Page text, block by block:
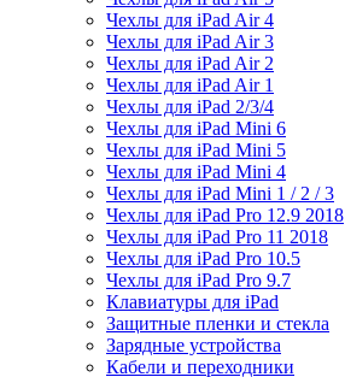
Чехлы для iPad Air 4
Чехлы для iPad Air 3
Чехлы для iPad Air 2
Чехлы для iPad Air 1
Чехлы для iPad 2/3/4
Чехлы для iPad Mini 6
Чехлы для iPad Mini 5
Чехлы для iPad Mini 4
Чехлы для iPad Mini 1 / 2 / 3
Чехлы для iPad Pro 12.9 2018
Чехлы для iPad Pro 11 2018
Чехлы для iPad Pro 10.5
Чехлы для iPad Pro 9.7
Клавиатуры для iPad
Защитные пленки и стекла
Зарядные устройства
Кабели и переходники